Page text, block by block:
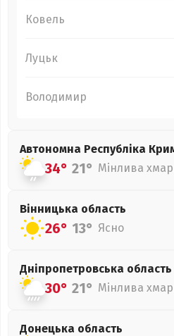
Ковель
Луцьк
Володимир
Автономна Республіка
34° 21° Мінлива
Вінницька область
26° 13° Ясно
Дніпропетровська область
30° 21° Мінлива
Донецька область